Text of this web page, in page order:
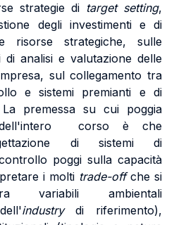
strategie di target setting,
degli investimenti e di
risorse strategiche, sulle
di analisi e valutazione delle
sul collegamento tra
e sistemi premianti e di
premessa su cui poggia
dell'intero corso è che
di sistemi di
poggi sulla capacità
i molti trade-offche si
variabili ambientali
industrydi riferimento),